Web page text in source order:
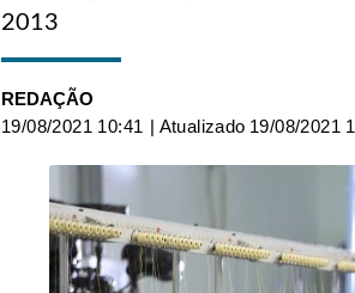
2013
REDAÇÃO
19/08/2021 10:41 | Atualizado 19/08/2021